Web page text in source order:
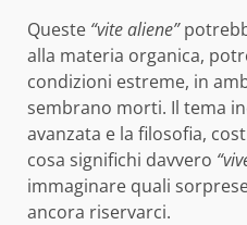
Queste “vite aliene”
alla materia organica,
condizioni estreme, in
sembrano morti. Il tema
avanzata e la filosofia,
cosa significhi davvero
immaginare quali sorprese
ancora riservarci.